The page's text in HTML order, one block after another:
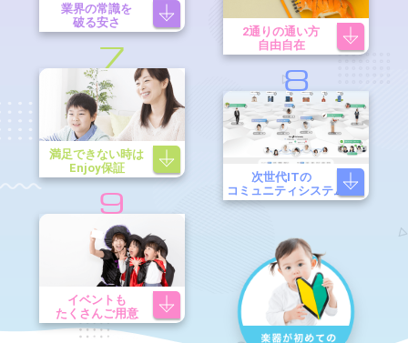
業界の常識を
破る安さ
2通りの通い方
自由自在
7
満足できない時は
Enjoy保証
8
次世代ITの
コミュニティシステム
9
イベントも
たくさんご用意